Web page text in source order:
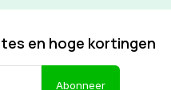
en hoge kortingen
Abonneer